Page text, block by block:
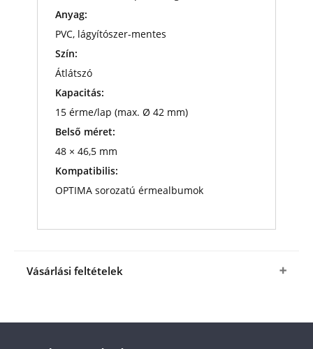
Anyag:
PVC, lágyítószer-mentes
Szín:
Átlátszó
Kapacitás:
15 érme/lap (max. Ø 42 mm)
Belső méret:
48 × 46,5 mm
Kompatibilis:
OPTIMA sorozatú érmealbumok
Vásárlási feltételek
lapok csomagbana fenti kedvező áron (+